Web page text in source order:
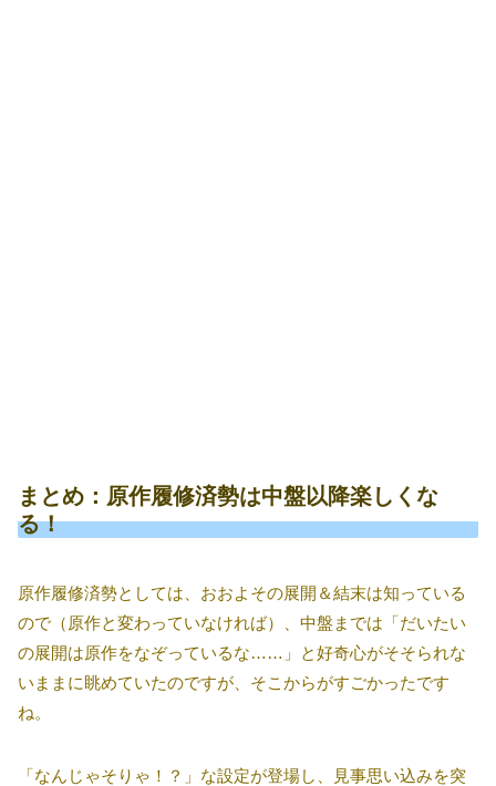
まとめ：原作履修済勢は中盤以降楽しくな
る！
原作履修済勢としては、おおよその展開＆結末は知っている
ので（原作と変わっていなければ）、中盤までは「だいたい
の展開は原作をなぞっているな……」と好奇心がそそられな
いままに眺めていたのですが、そこからがすごかったです
ね。
「なんじゃそりゃ！？」な設定が登場し、見事思い込みを突